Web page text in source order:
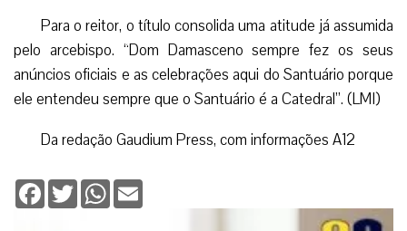
Para o reitor, o título consolida uma atitude já assumida
pelo arcebispo. “Dom Damasceno sempre fez os seus
anúncios oficiais e as celebrações aqui do Santuário porque
ele entendeu sempre que o Santuário é a Catedral”. (LMI)
Da redação Gaudium Press, com informações A12
Facebook
TwitterWhatsApp